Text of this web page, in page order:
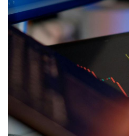
e Conteúdos